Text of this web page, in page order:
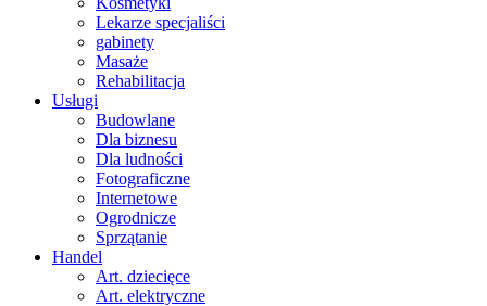
Lekarze specjaliści
gabinety
Masaże
Rehabilitacja
Usługi
Budowlane
Dla biznesu
Dla ludności
Fotograficzne
Internetowe
Ogrodnicze
Sprzątanie
Handel
Art. dziecięce
Art. elektryczne